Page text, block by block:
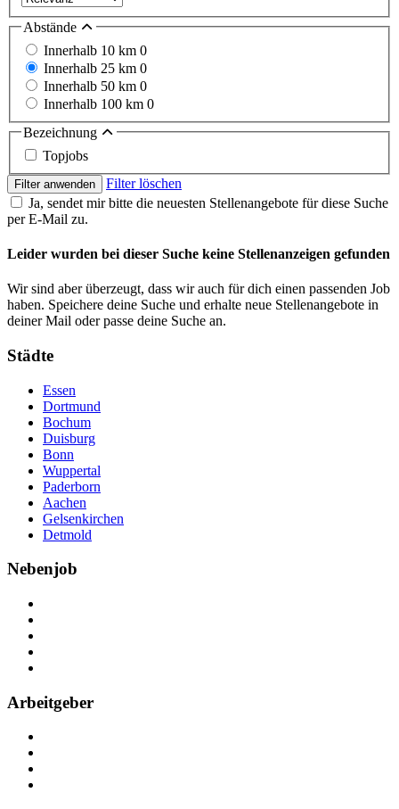
Abstände
Innerhalb 10 km 0
Innerhalb 25 km 0
Innerhalb 50 km 0
Innerhalb 100 km 0
Bezeichnung
Topjobs
Filter anwenden
Filter löschen
Ja, sendet mir bitte die neuesten Stellenangebote für diese Suche
per E-Mail zu.
Leider wurden bei dieser Suche keine Stellenanzeigen gefunden
Wir sind aber überzeugt, dass wir auch für dich einen passenden Job
haben. Speichere deine Suche und erhalte neue Stellenangebote in
deiner Mail oder passe deine Suche an.
Städte
Essen
Dortmund
Bochum
Duisburg
Bonn
Wuppertal
Paderborn
Aachen
Gelsenkirchen
Detmold
Nebenjob
Arbeitgeber